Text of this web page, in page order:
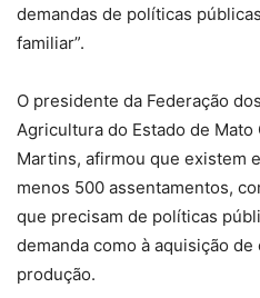
demandas de políticas
familiar”.
O presidente da Federação
Agricultura do Estado de
Martins, afirmou que existem
menos 500 assentamentos,
que precisam de políticas
demanda como à aquisição
produção.